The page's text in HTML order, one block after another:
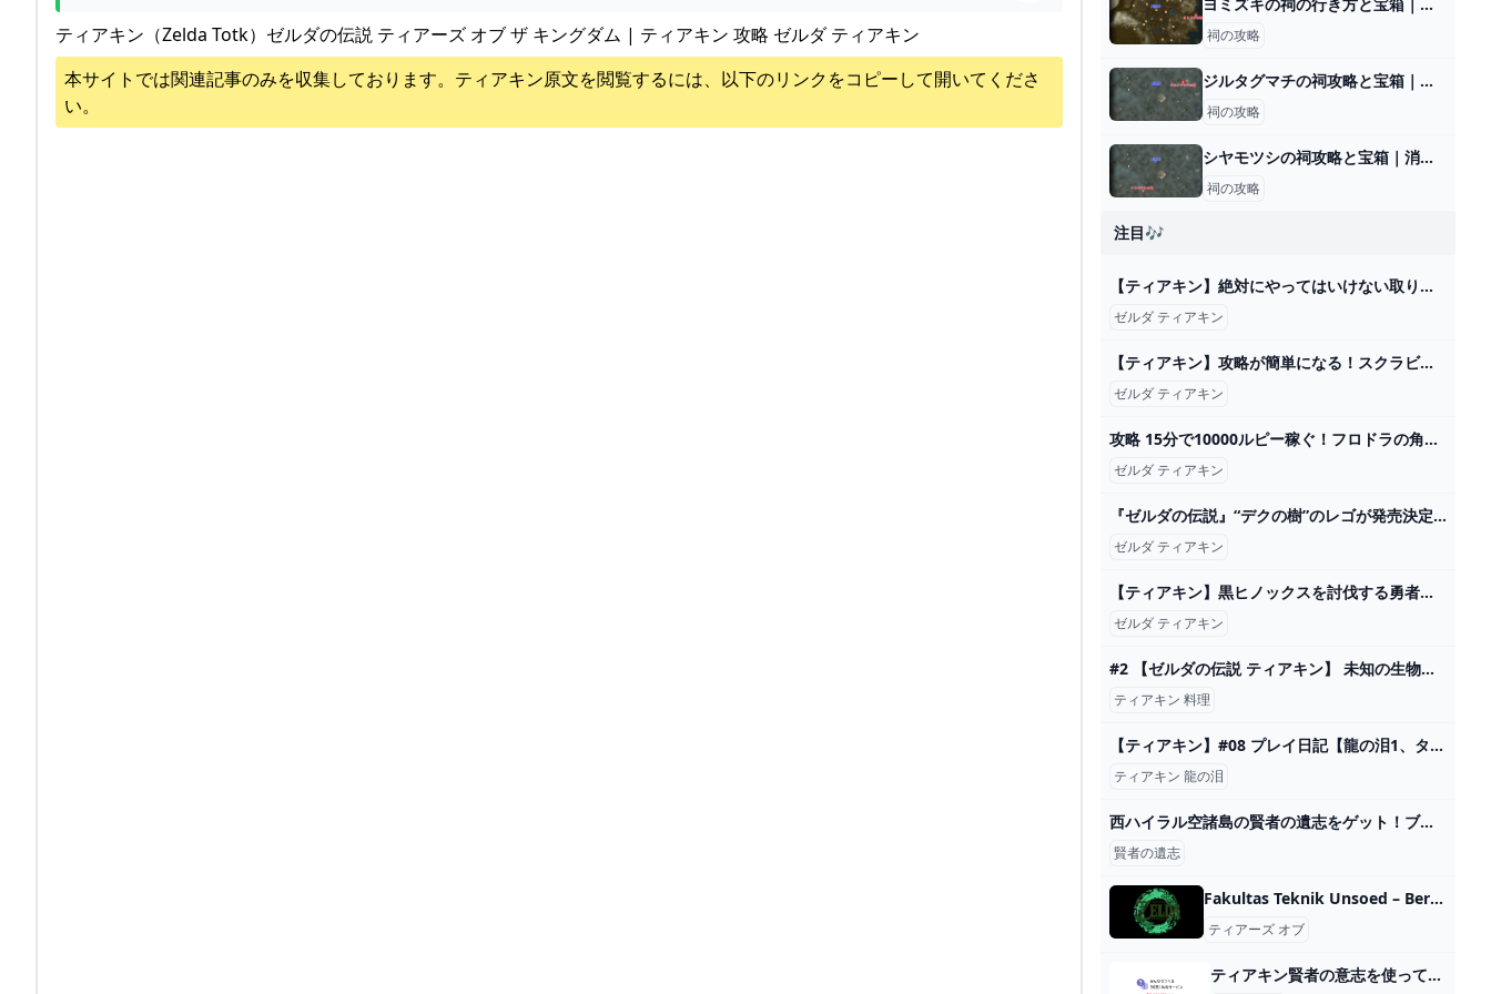
ティアキン（Zelda Totk）ゼルダの伝説 ティアーズ オブ ザ キングダム | ティアキン 攻略 ゼルダ ティアキン
本サイトでは関連記事のみを収集しております。 ティアキン原文を閲覧するには、以下のリンクをコピーして開いてくださ
い。
祠の攻略
ジルタグマチの祠攻略と宝箱｜空を飛ぶもの
祠の攻略
シヤモツシの祠攻略と宝箱｜消えた灯火
祠の攻略
注目🎶
【ティアキン】絶対にやってはいけない取り返しの付かない要素10選【ゼルダ】 - YouTube
ゼルダ ティアキン
【ティアキン】攻略が簡単になる！スクラビルドまとめ！！【ゼルダの伝説 ティアーズオブザキングダム】 - YouTube
ゼルダ ティアキン
攻略 15分で10000ルピー稼ぐ！フロドラの角集めや小ネタを紹介 ゼルダの伝説 ブレスオブザワイルド - YouTube
ゼルダ ティアキン
『ゼルダの伝説』“デクの樹”のレゴが発売決定！ミニフィギュアも付属し、『時のオカリナ』『BotW』それぞれのバージョンで組み立て可能（インサイド） - Yahoo!ニュース
ゼルダ ティアキン
【ティアキン】黒ヒノックスを討伐する勇者リンク【ゼルダの伝説 ティアーズ オブ ザ キングダム】 - YouTube
ゼルダ ティアキン
#2 【ゼルダの伝説 ティアキン】 未知の生物に料理教わった - YouTube
ティアキン 料理
【ティアキン】#08 プレイ日記【龍の泪1、タバンタ大雪原周辺】 - Puple’s books
ティアキン 龍の泪
西ハイラル空諸島の賢者の遺志をゲット！ブロックゴーレム（上等）の安全な倒し方 - YouTube
賢者の遺志
Fakultas Teknik Unsoed – Berbudaya Mutu
ティアーズ オブ
ティアキン賢者の意志を使って得られる効果はなんですか？また同じ賢者に... - Yahoo!知恵袋